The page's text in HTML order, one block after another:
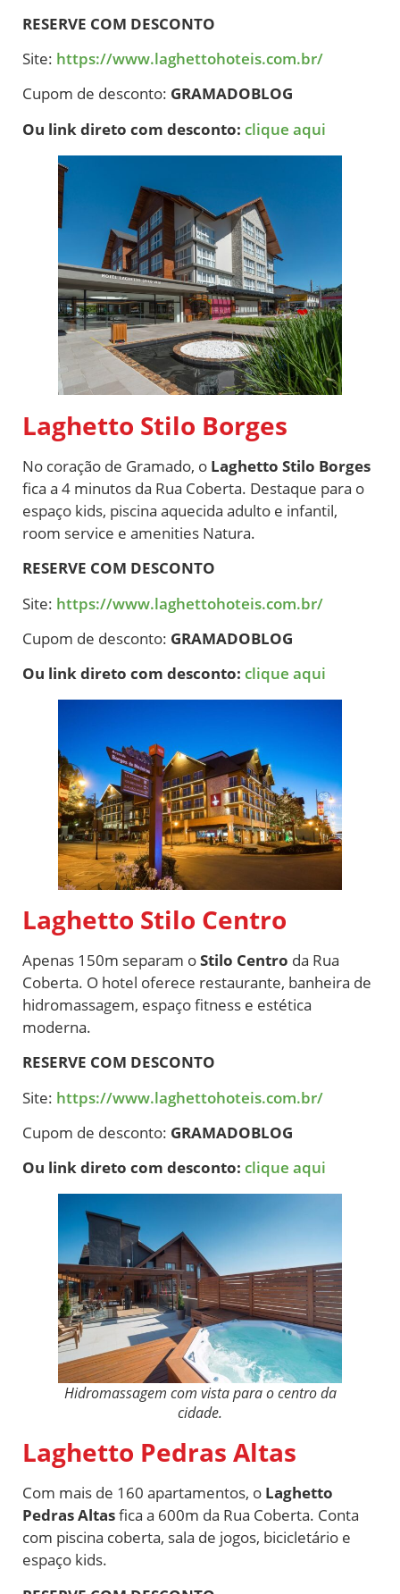
RESERVE COM DESCONTO
Site: https://www.laghettohoteis.com.br/
Cupom de desconto: GRAMADOBLOG
Ou link direto com desconto: clique aqui
Laghetto Stilo Borges
No coração de Gramado, o Laghetto Stilo Borges
fica a 4 minutos da Rua Coberta. Destaque para o
espaço kids, piscina aquecida adulto e infantil,
room service e amenities Natura.
RESERVE COM DESCONTO
Site: https://www.laghettohoteis.com.br/
Cupom de desconto: GRAMADOBLOG
Ou link direto com desconto: clique aqui
Laghetto Stilo Centro
Apenas 150m separam oStilo Centro da Rua
Coberta. O hotel oferece restaurante, banheira de
hidromassagem, espaço fitness e estética
moderna.
RESERVE COM DESCONTO
Site: https://www.laghettohoteis.com.br/
Cupom de desconto: GRAMADOBLOG
Ou link direto com desconto: clique aqui
Hidromassagem com vista para o centro da
cidade.
Laghetto Pedras Altas
Com mais de 160 apartamentos, o Laghetto
Pedras Altasfica a 600m da Rua Coberta. Conta
com piscina coberta, sala de jogos, bicicletário e
espaço kids.